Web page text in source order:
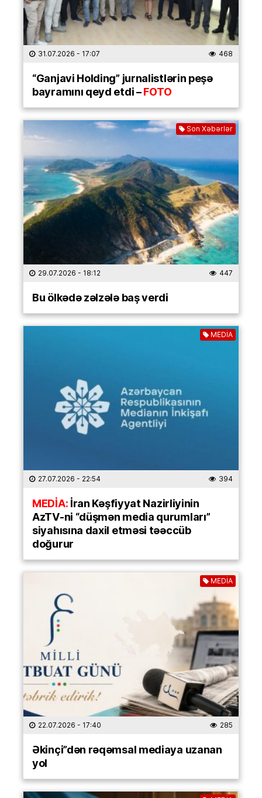
31.07.2026 - 17:07 468
“Ganjavi Holding” jurnalistlərin peşə
bayramını qeyd etdi –FOTO
Son Xəbərlər
29.07.2026 - 18:12 447
Bu ölkədə zəlzələ baş verdi
MEDİA
27.07.2026 - 22:54 394
MEDİA:İran Kəşfiyyat Nazirliyinin
AzTV-ni “düşmən media qurumları”
siyahısına daxil etməsi təəccüb
doğurur
MEDİA
22.07.2026 - 17:40 285
Əkinçi”dən rəqəmsal mediaya uzanan
yol